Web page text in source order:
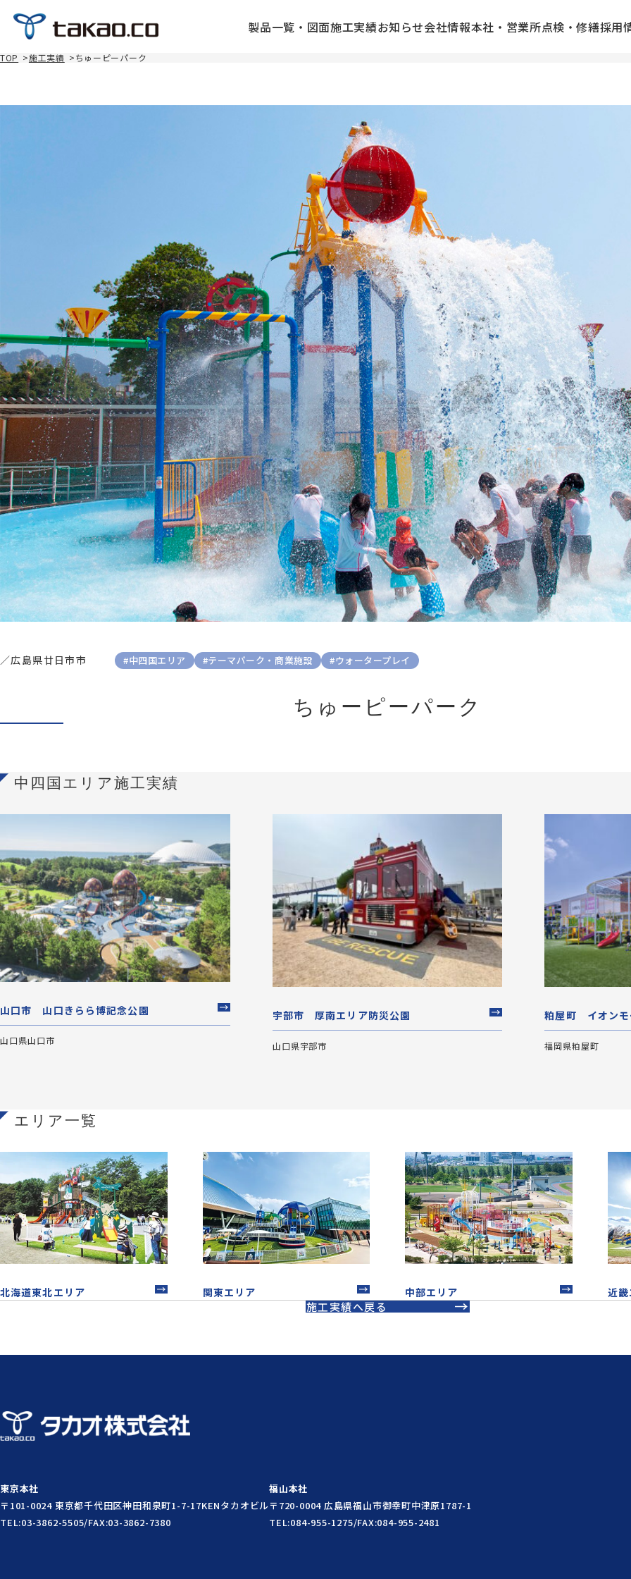
製品一覧・図面施工実績お知らせ会社情報本社・営業所点検・修繕採用
TOP >施工実績 >ちゅーピーパーク
／広島県廿日市市 #中四国エリア #テーマパーク・商業施設 #ウォータープレイ
ちゅーピーパーク
中四国エリア施工実績
山口市 山口きらら博記念公園
山口県山口市
宇部市 厚南エリア防災公園
山口県宇部市
粕屋町 イオンモ
福岡県粕屋町
エリア一覧
北海道東北エリア 関東エリア 中部エリア 近
施工実績へ戻る
東京本社
〒101-0024 東京都千代田区神田和泉町1-7-17KENタカオビル
TEL:03-3862-5505/FAX:03-3862-7380
福山本社
〒720-0004 広島県福山市御幸町中津原1787-1
TEL:084-955-1275/FAX:084-955-2481